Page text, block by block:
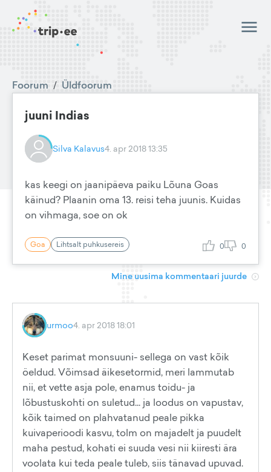
Foorum / Üldfoorum
juuni Indias
Silva Kalavus4. apr 2018 13:35
kas keegi on jaanipäeva paiku Lõuna Goas
käinud? Plaanin oma 13. reisi teha juunis. Kuidas
on vihmaga, soe on ok
Goa Lihtsalt puhkusereis 0 0
Mine uusima kommentaari juurde
urmoo4. apr 2018 18:01
Keset parimat monsuuni- sellega on vast kõik
öeldud. Võimsad äikesetormid, meri lammutab
nii, et vette asja pole, enamus toidu- ja
lõbustuskohti on suletud... ja loodus on vapustav,
kõik taimed on plahvatanud peale pikka
kuivaperioodi kasvu, tolm on majadelt ja puudelt
maha pestud, kohati ei suuda vesi nii kiiresti ära
voolata kui teda peale tuleb, siis tänavad upuvad.